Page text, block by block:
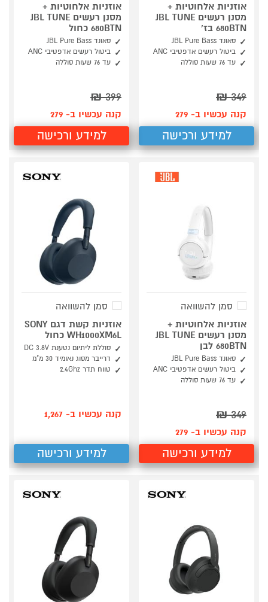
אוזניות אלחוטיות +
מסנן רעשים JBL TUNE
680BTN בז'
סאונד JBL Pure Bass
ביטול רעשים אדפטיבי ANC
עד 76 שעות סוללה
349
₪
קנה עכשיו ב- 279
למידע ורכישה
אוזניות אלחוטיות +
מסנן רעשים JBL TUNE
680BTN כחול
סאונד JBL Pure Bass
ביטול רעשים אדפטיבי ANC
עד 76 שעות סוללה
399
₪
קנה עכשיו ב- 279
למידע ורכישה
סמן להשוואה
אוזניות אלחוטיות +
מסנן רעשים JBL TUNE
680BTN לבן
סאונד JBL Pure Bass
ביטול רעשים אדפטיבי ANC
עד 76 שעות סוללה
349
₪
קנה עכשיו ב- 279
למידע ורכישה
סמן להשוואה
אוזניות קשת דגם SONY
WH1000XM6L כחול
סוללת ליתיום נטענת DC 3.8V
דרייבר מסוג נאומיד 30 מ"מ
טווח תדר 2.4Ghz
קנה עכשיו ב- 1,267
למידע ורכישה